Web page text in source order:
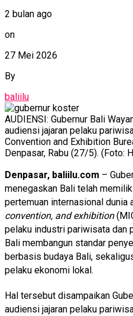
2 bulan ago
on
27 Mei 2026
By
baliilu
AUDIENSI: Gubernur Bali
audiensi jajaran pelaku
Convention and Exhibition
Denpasar, Rabu (27/5). (Foto:
Denpasar, baliilu.com –
menegaskan Bali telah
pertemuan internasional dunia
convention, and exhibition
pelaku industri pariwisata dan
Bali membangun standar
berbasis budaya Bali,
pelaku ekonomi lokal.
Hal tersebut disampaikan
audiensi jajaran pelaku